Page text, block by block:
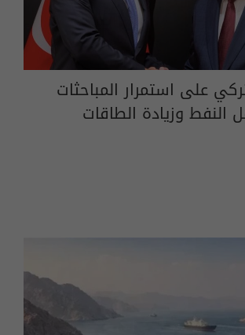
على استمرار المباحثات
النفط وزيادة الطاقات